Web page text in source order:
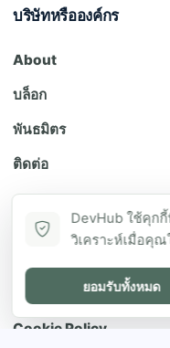
บริษัทหรือองค์กร
About
บล็อก
พันธมิตร
ติดต่อ
ข้อกำหนดการใช้งาน
Cookie Policy
DevHub ใช้คุกกี้
วิเคราะห์เมื่อคุ
ยอมรับทั้งหมด